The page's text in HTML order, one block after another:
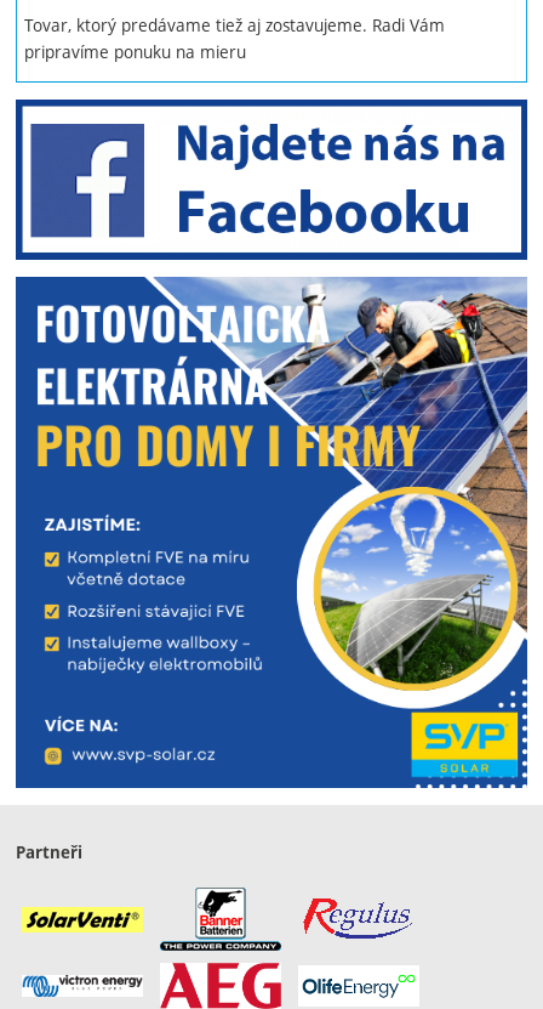
Tovar, ktorý predávame tiež aj zostavujeme. Radi Vám
pripravíme ponuku na mieru
Partneři